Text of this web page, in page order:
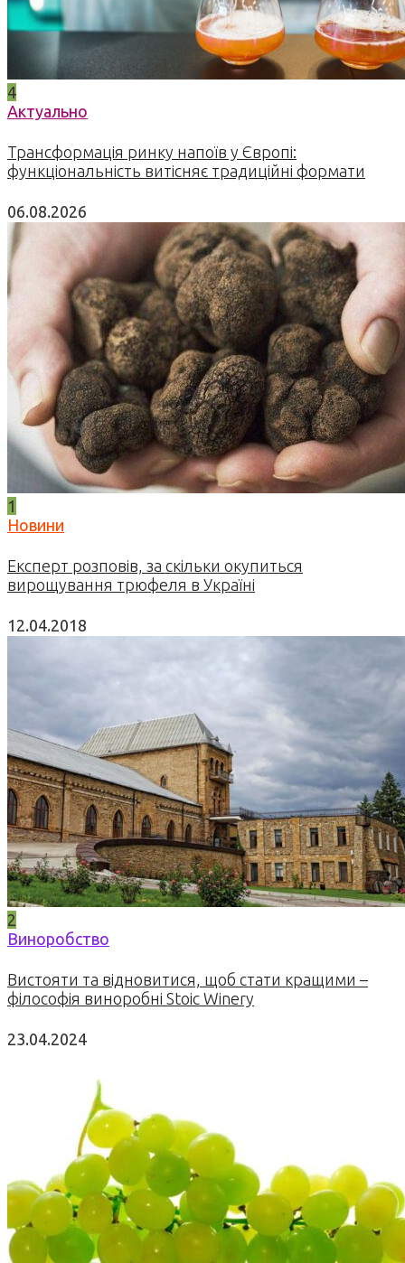
4
Актуально
Трансформація ринку напоїв у Європі:
функціональність витісняє традиційні формати
06.08.2026
1
Новини
Експерт розповів, за скільки окупиться
вирощування трюфеля в Україні
12.04.2018
2
Виноробство
Вистояти та відновитися, щоб стати кращими –
філософія виноробні Stoic Winery
23.04.2024